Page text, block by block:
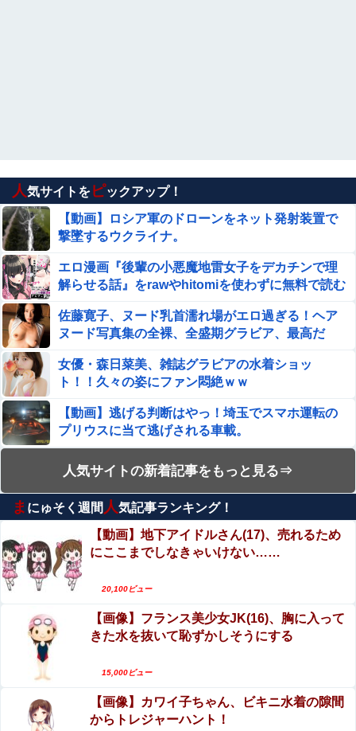
人気サイトをピックアップ！
【動画】ロシア軍のドローンをネット発射装置で
撃墜するウクライナ。
エロ漫画『後輩の小悪魔地雷女子をデカチンで理
解らせる話』をrawやhitomiを使わずに無料で読む
佐藤寛子、ヌード乳首濡れ場がエロ過ぎる！ヘア
ヌード写真集の全裸、全盛期グラビア、最高だ
女優・森日菜美、雑誌グラビアの水着ショッ
ト！！久々の姿にファン悶絶ｗｗ
【動画】逃げる判断はやっ！埼玉でスマホ運転の
プリウスに当て逃げされる車載。
エロ漫画『冥婚の花嫁～無限快楽地獄～』をraw
やhitomiを使わずに無料で読む方法│五梅
【動画】よく助けられたな。岐阜の川で外国人が
溺れてしまう事故。
生配信中に猫に乳首ポロリさせられた10代美少女
のアーカイブ、500万再生越えｗｗｗ
即死する瞬間が「伝説級の映像」だと話題
に・・・
そりゃ肉便器に堕ちるわｗｗｗ
元グラドルAV女優・田野憂の寄付報告への中傷が
酷すぎる…AVで稼いだ金は「汚い金」なのか
人気サイトの新着記事をもっと見る⇒
ま にゅそく週間 人気記事ランキング！
【動画】地下アイドルさん(17)、売れるため
にここまでしなきゃいけない……
20,100ビュー
【画像】フランス美少女JK(16)、胸に入って
きた水を抜いて恥ずかしそうにする
15,000ビュー
【画像】カワイ子ちゃん、ビキニ水着の隙間
からトレジャーハント！